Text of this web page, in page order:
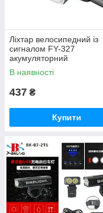
Ліхтар велосипедний із
сигналом FY-327
акумуляторний
В наявності
437 ₴
Купити